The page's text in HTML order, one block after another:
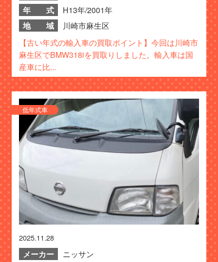
年 式
H13年/2001年
地 域
川崎市麻生区
【古い年式の輸入車の買取ポイント】今回は川崎市
麻生区でBMW318iを買取りしました。輸入車は国
産車に比...
低年式車
2025.11.28
メーカー
ニッサン